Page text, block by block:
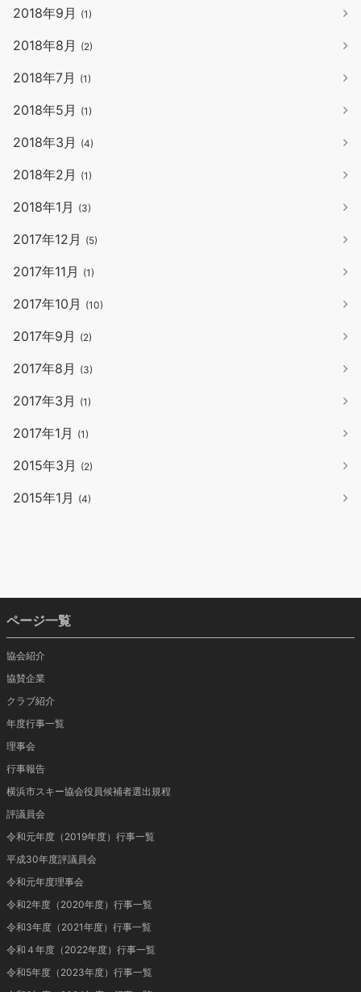
2018年9月 (1)
2018年8月 (2)
2018年7月 (1)
2018年5月 (1)
2018年3月 (4)
2018年2月 (1)
2018年1月 (3)
2017年12月 (5)
2017年11月 (1)
2017年10月 (10)
2017年9月 (2)
2017年8月 (3)
2017年3月 (1)
2017年1月 (1)
2015年3月 (2)
2015年1月 (4)
ページ一覧
協会紹介
協賛企業
クラブ紹介
年度行事一覧
理事会
行事報告
横浜市スキー協会役員候補者選出規程
評議員会
令和元年度（2019年度）行事一覧
平成30年度評議員会
令和元年度理事会
令和2年度（2020年度）行事一覧
令和3年度（2021年度）行事一覧
令和４年度（2022年度）行事一覧
令和5年度（2023年度）行事一覧